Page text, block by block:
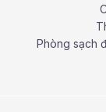
Phòng sạch